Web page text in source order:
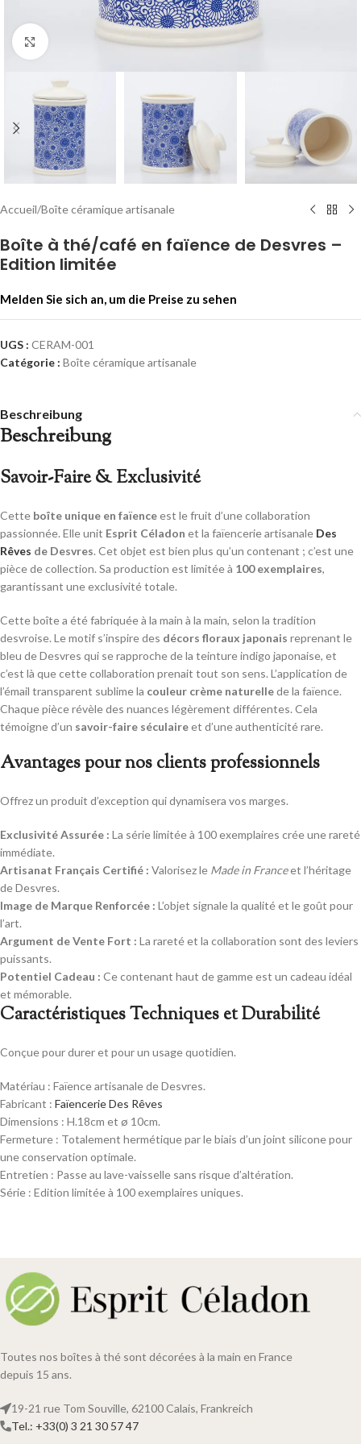
Zum Vergrößern anklicken
Accueil/Boîte céramique artisanale
Boîte à thé/café en faïence de Desvres –
Edition limitée
Melden Sie sich an, um die Preise zu sehen
UGS : CERAM-001
Catégorie : Boîte céramique artisanale
Beschreibung
Beschreibung
Savoir-Faire & Exclusivité
Cette boîte unique en faïenceest le fruit d’une collaboration
passionnée. Elle unit Esprit Céladon et la faïencerie artisanale Des
Rêves de Desvres. Cet objet est bien plus qu’un contenant ; c’est une
pièce de collection. Sa production est limitée à 100 exemplaires,
garantissant une exclusivité totale.
Cette boîte a été fabriquée à la main à la main, selon la tradition
desvroise. Le motif s’inspire des décors floraux japonais reprenant le
bleu de Desvres qui se rapproche de la teinture indigo japonaise, et
c’est là que cette collaboration prenait tout son sens. L’application de
l’émail transparent sublime la couleur crème naturellede la faïence.
Chaque pièce révèle des nuances légèrement différentes. Cela
témoigne d’un savoir-faire séculaireet d’une authenticité rare.
Avantages pour nos clients professionnels
Offrez un produit d’exception qui dynamisera vos marges.
Exclusivité Assurée : La série limitée à 100 exemplaires crée une rareté
immédiate.
Artisanat Français Certifié : Valorisez le Made in Franceet l’héritage
de Desvres.
Image de Marque Renforcée : L’objet signale la qualité et le goût pour
l’art.
Argument de Vente Fort : La rareté et la collaboration sont des leviers
puissants.
Potentiel Cadeau : Ce contenant haut de gamme est un cadeau idéal
et mémorable.
Caractéristiques Techniques et Durabilité
Conçue pour durer et pour un usage quotidien.
Matériau : Faïence artisanale de Desvres.
Fabricant : Faïencerie Des Rêves
Dimensions : H.18cm et ø 10cm.
Fermeture : Totalement hermétique par le biais d’un joint silicone pour
une conservation optimale.
Entretien : Passe au lave-vaisselle sans risque d’altération.
Série : Edition limitée à 100 exemplaires uniques.
Toutes nos boîtes à thé sont décorées à la main en France
depuis 15 ans.
19-21 rue Tom Souville, 62100 Calais, Frankreich
Tel.: +33(0) 3 21 30 57 47